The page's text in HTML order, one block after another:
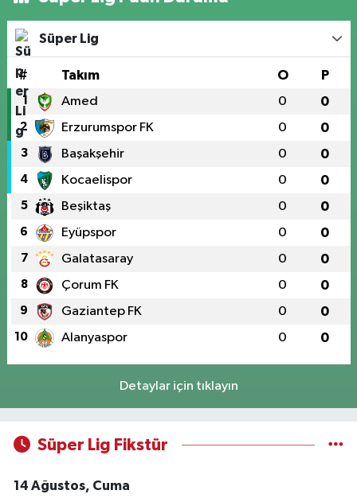
Süper Lig
# Takım O P
1 Amed 0 0
2 Erzurumspor FK 0 0
3 Başakşehir 0 0
4 Kocaelispor 0 0
5 Beşiktaş 0 0
6 Eyüpspor 0 0
7 Galatasaray 0 0
8 Çorum FK 0 0
9 Gaziantep FK 0 0
10 Alanyaspor 0 0
Detaylar için tıklayın
Süper Lig Fikstür
14 Ağustos, Cuma